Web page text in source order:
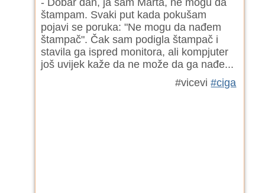
- Dobar dan, ja sam Marta, ne mogu da
štampam. Svaki put kada pokušam
pojavi se poruka: "Ne mogu da nađem
štampač". Čak sam podigla štampač i
stavila ga ispred monitora, ali kompjuter
još uvijek kaže da ne može da ga nađe...
#vicevi#ciga